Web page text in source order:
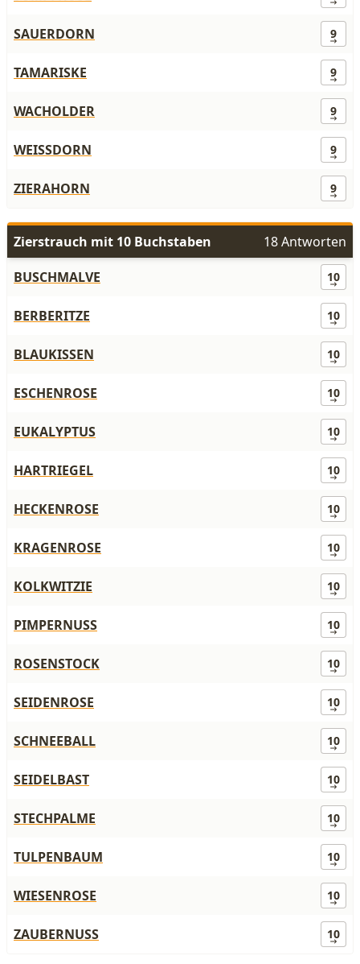
SAUERDORN 9
TAMARISKE 9
WACHOLDER 9
WEISSDORN 9
ZIERAHORN 9
Zierstrauch mit 10 Buchstaben
18 Antworten
BUSCHMALVE
10
BERBERITZE 10
BLAUKISSEN 10
ESCHENROSE 10
EUKALYPTUS 10
HARTRIEGEL 10
HECKENROSE 10
KRAGENROSE 10
KOLKWITZIE 10
PIMPERNUSS 10
ROSENSTOCK 10
SEIDENROSE 10
SCHNEEBALL 10
SEIDELBAST 10
STECHPALME 10
TULPENBAUM 10
WIESENROSE 10
ZAUBERNUSS 10